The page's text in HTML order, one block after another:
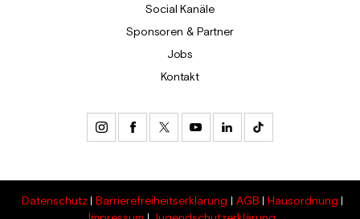
Social Kanäle
Sponsoren & Partner
Jobs
Kontakt
Datenschutz Barrierefreiheitserklärung AGB
Hausordnung